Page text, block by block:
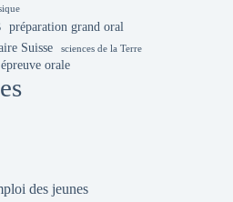
préparation grand oral
Suisse sciences de la Terre
épreuve orale
des jeunes